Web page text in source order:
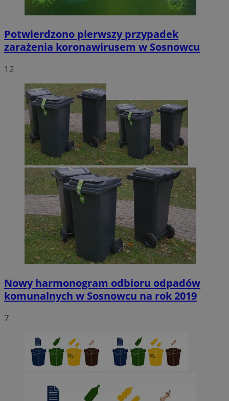
Potwierdzono pierwszy przypadek
zarażenia koronawirusem w Sosnowcu
12
Nowy harmonogram odbioru odpadów
komunalnych w Sosnowcu na rok 2019
7